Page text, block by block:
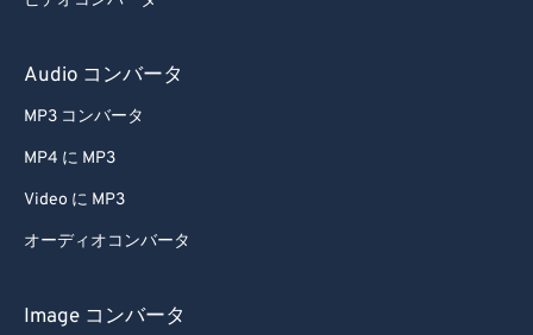
Audio コンバータ
MP3 コンバータ
MP4 に MP3
Video に MP3
オーディオコンバータ
Image コンバータ